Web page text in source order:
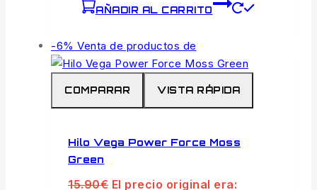
AÑADIR AL CARRITO
-6% Venta de productos de
COMPARAR VISTA RÁPIDA
Hilo Vega Power Force Moss
Green
15.90€ El precio original era: